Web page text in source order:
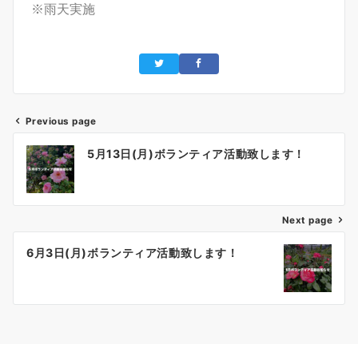
※雨天実施
Previous page
5月13日(月)ボランティア活動致します！
Next page
6月3日(月)ボランティア活動致します！